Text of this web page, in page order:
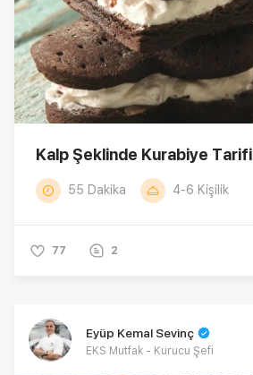
Kalp Şeklinde Kurabiye Tarifi
55 Dakika 4-6 Kişilik
77 2
Eyüp Kemal Sevinç
EKS Mutfak - Kurucu Şefi